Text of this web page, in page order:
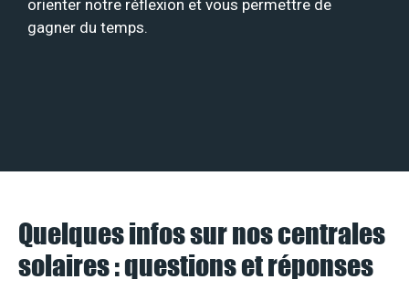
orienter notre réflexion et vous permettre de
gagner du temps.
Quelques infos sur nos centrales
solaires : questions et réponses